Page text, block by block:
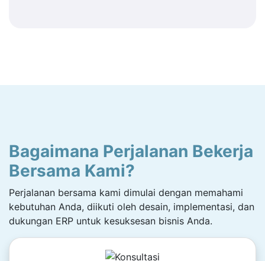
Bagaimana Perjalanan Bekerja
Bersama Kami?
Perjalanan bersama kami dimulai dengan memahami
kebutuhan Anda, diikuti oleh desain, implementasi, dan
dukungan ERP untuk kesuksesan bisnis Anda.